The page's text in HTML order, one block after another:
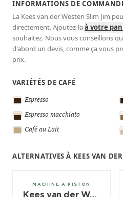
INFORMATIONS DE
La Kees van der Westen Slim Jim
directement. Ajoutez-laà votre
souhaitez. Nous vous conseillons
d'abord un devis, comme ça vous
prix.
VARIÉTÉS DE CAFÉ
Espresso
Espresso macchiato
Café au Lait
ALTERNATIVES À KEES VAN
1 groupes
MACHINE À PISTON
Kees van der Westen Speedster